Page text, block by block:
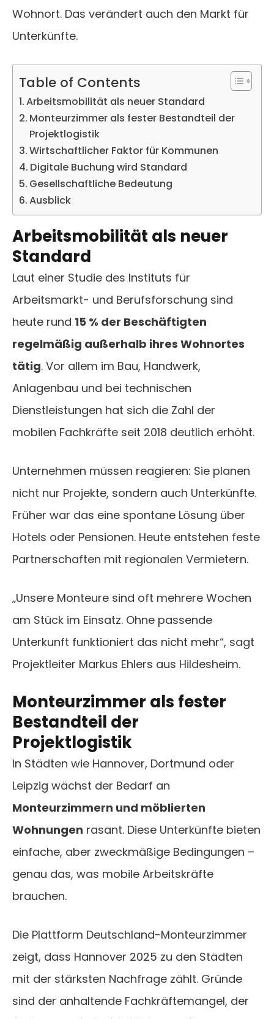
Wohnort. Das verändert auch den Markt für
Unterkünfte.
Table of Contents
Arbeitsmobilität als neuer Standard
Monteurzimmer als fester Bestandteil der
Projektlogistik
Wirtschaftlicher Faktor für Kommunen
Digitale Buchung wird Standard
Gesellschaftliche Bedeutung
Ausblick
Arbeitsmobilität als neuer
Standard
Laut einer Studie des Instituts für
Arbeitsmarkt- und Berufsforschung sind
heute rund 15 % der Beschäftigten
regelmäßig außerhalb ihres Wohnortes
tätig. Vor allem im Bau, Handwerk,
Anlagenbau und bei technischen
Dienstleistungen hat sich die Zahl der
mobilen Fachkräfte seit 2018 deutlich erhöht.
Unternehmen müssen reagieren: Sie planen
nicht nur Projekte, sondern auch Unterkünfte.
Früher war das eine spontane Lösung über
Hotels oder Pensionen. Heute entstehen feste
Partnerschaften mit regionalen Vermietern.
„Unsere Monteure sind oft mehrere Wochen
am Stück im Einsatz. Ohne passende
Unterkunft funktioniert das nicht mehr“, sagt
Projektleiter Markus Ehlers aus Hildesheim.
Monteurzimmer als fester
Bestandteil der
Projektlogistik
In Städten wie Hannover, Dortmund oder
Leipzig wächst der Bedarf an
Monteurzimmern und möblierten
Wohnungen rasant. Diese Unterkünfte bieten
einfache, aber zweckmäßige Bedingungen –
genau das, was mobile Arbeitskräfte
brauchen.
Die Plattform Deutschland-Monteurzimmer
zeigt, dass Hannover 2025 zu den Städten
mit der stärksten Nachfrage zählt. Gründe
sind der anhaltende Fachkräftemangel, der